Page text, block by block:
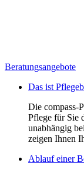
Beratungsangebote
Das ist
Die compass-
Pflege für Sie
unabhängig
zeigen Ihnen
Ablauf einer